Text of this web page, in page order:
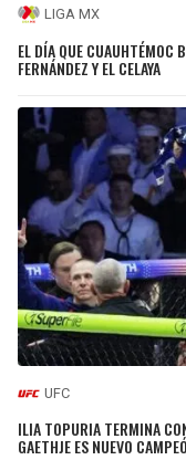
LIGA MX
EL DÍA QUE CUAUHTÉMOC
FERNÁNDEZ Y EL CELAYA
UFC
ILIA TOPURIA TERMINA
GAETHJE ES NUEVO